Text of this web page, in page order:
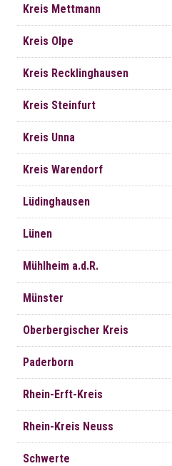
Kreis Mettmann
Kreis Olpe
Kreis Recklinghausen
Kreis Steinfurt
Kreis Unna
Kreis Warendorf
Lüdinghausen
Lünen
Mühlheim a.d.R.
Münster
Oberbergischer Kreis
Paderborn
Rhein-Erft-Kreis
Rhein-Kreis Neuss
Schwerte